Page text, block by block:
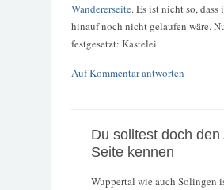
Wandererseite. Es ist nicht so,
hinauf noch nicht gelaufen wäre.
festgesetzt: Kastelei.
Auf Kommentar antworten
Du solltest doch den
Seite kennen
Wuppertal wie auch Solingen